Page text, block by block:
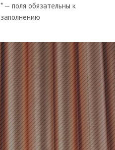
* — поля обязательны к
заполнению